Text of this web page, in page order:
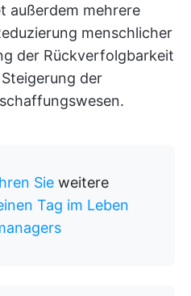
außerdem mehrere
menschlicher
der Rückverfolgbarkeit
der
Sie weitere
Tag im Leben